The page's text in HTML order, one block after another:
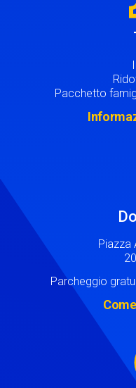
Pacchetto
Piazza
Parcheggio